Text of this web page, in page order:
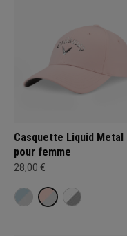
Casquette Liquid Metal
pour femme
28,00 €